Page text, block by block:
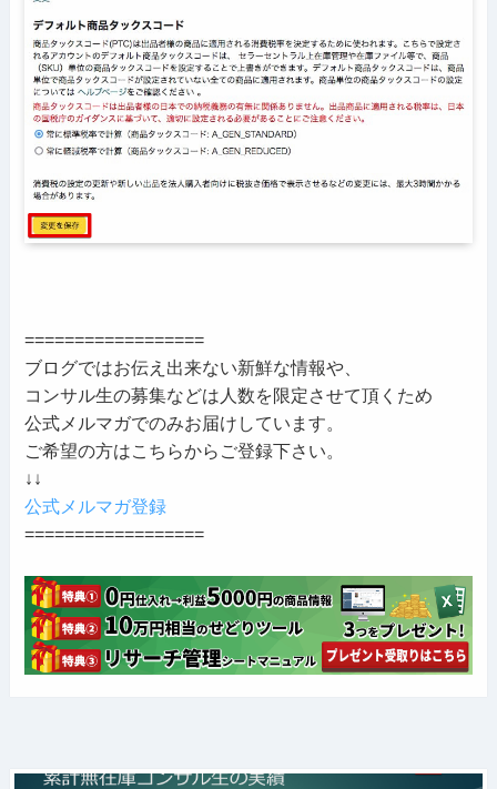
==================
ブログではお伝え出来ない新鮮な情報や、
コンサル生の募集などは人数を限定させて頂くため
公式メルマガでのみお届けしています。
ご希望の方はこちらからご登録下さい。
↓↓
公式メルマガ登録
==================